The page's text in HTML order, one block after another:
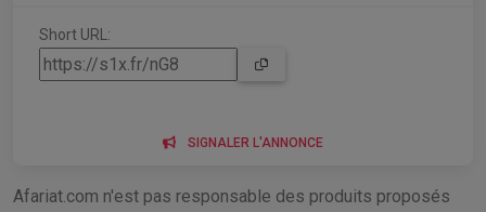
Short URL:
SIGNALER L'ANNONCE
Afariat.com n'est pas responsable des produits proposés